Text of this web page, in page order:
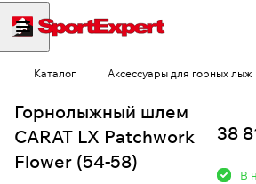
Каталог Аксессуары для горных лыж
Горнолыжный шлем
CARAT LX Patchwork
Flower (54-58)
38
В